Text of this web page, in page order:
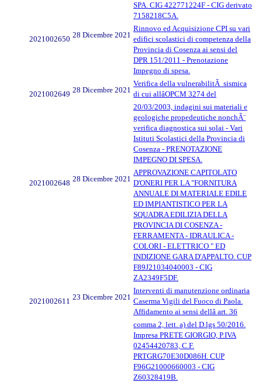
SPA. CIG 422771224F - CIG derivato
7158218C5A.
2021002650 28 Dicembre 2021
Rinnovo ed Acquisizione CPI su vari
edifici scolastici di competenza della
Provincia di Cosenza ai sensi del
DPR 151/2011 - Prenotazione
Impegno di spesa.
2021002649 28 Dicembre 2021
Verifica della vulnerabilitÃ sismica
di cui allâOPCM 3274 del
20/03/2003, indagini sui materiali e
geologiche propedeutiche nonchÃ¨
verifica diagnostica sui solai - Vari
Istituti Scolastici della Provincia di
Cosenza - PRENOTAZIONE
IMPEGNO DI SPESA.
2021002648 28 Dicembre 2021
APPROVAZIONE CAPITOLATO
D'ONERI PER LA "FORNITURA
ANNUALE DI MATERIALE EDILE
ED IMPIANTISTICO PER LA
SQUADRA EDILIZIA DELLA
PROVINCIA DI COSENZA -
FERRAMENTA - IDRAULICA -
COLORI - ELETTRICO " ED
INDIZIONE GARA D'APPALTO. CUP
F89J21034040003 - CIG
ZA2349F5DF.
2021002611 23 Dicembre 2021
Interventi di manutenzione ordinaria
Caserma Vigili del Fuoco di Paola.
Affidamento ai sensi dellâ art. 36
comma 2, lett. a) del D.lgs 50/2016.
Impresa PRETE GIORGIO, P.IVA
02454420783, C.F.
PRTGRG70E30D086H. CUP
F96G21000660003 - CIG
Z60328419B.